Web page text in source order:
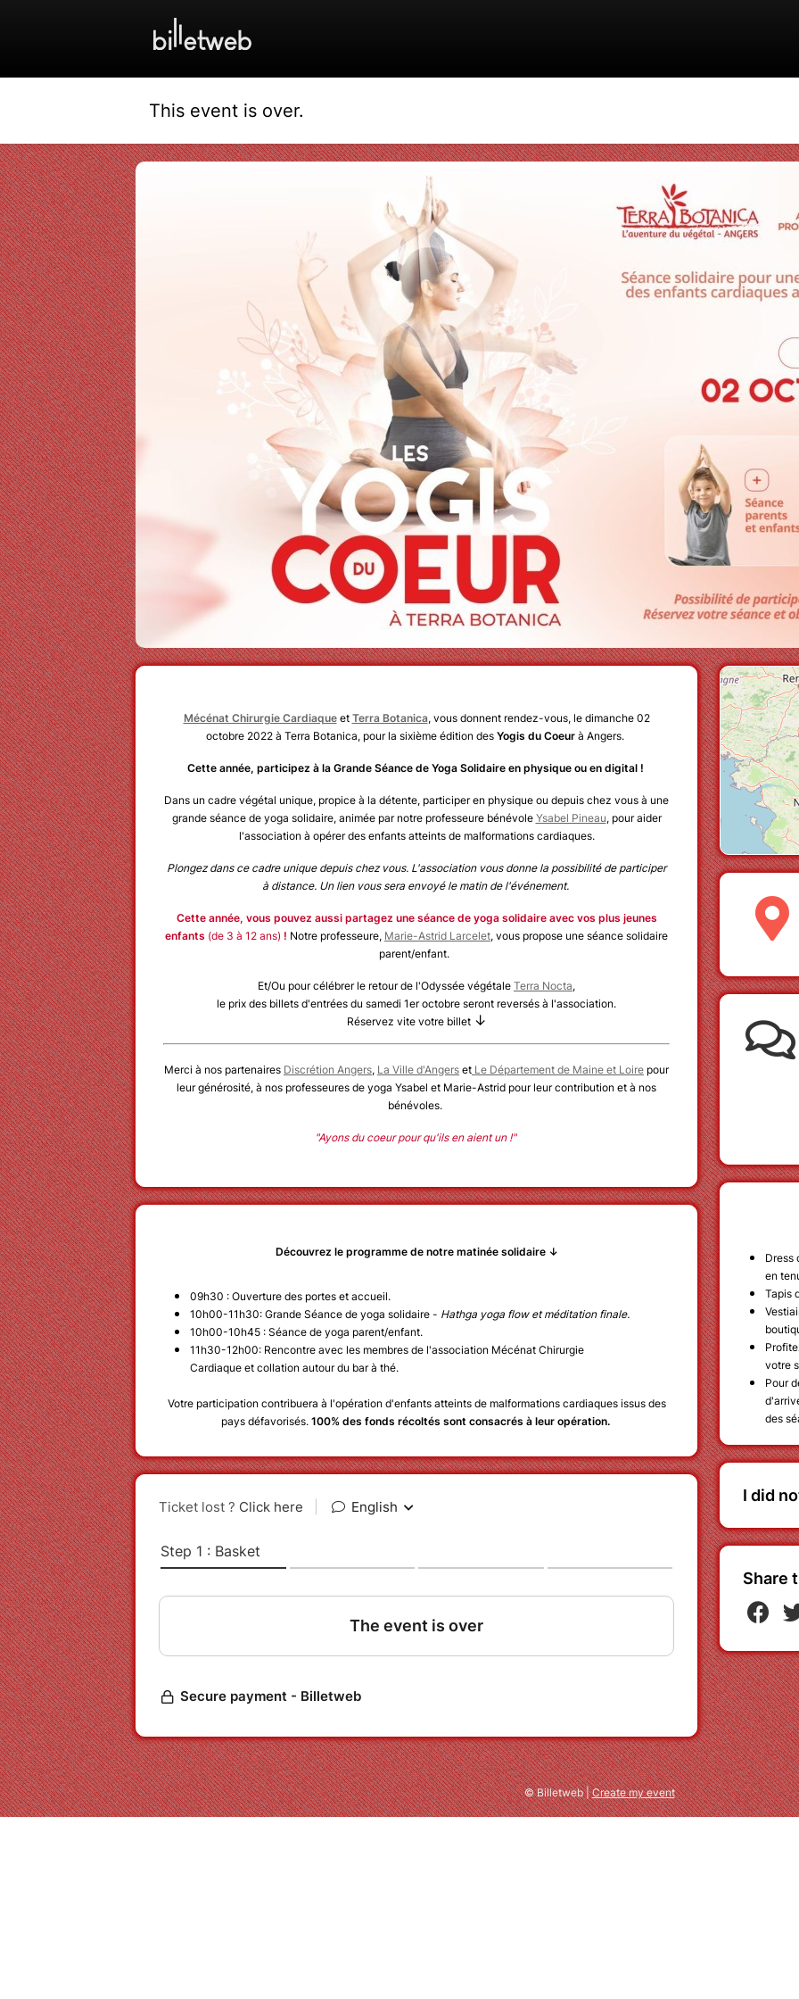
This event is over.
Mécénat Chirurgie Cardiaque et Terra Botanica, vous donnent rendez-vous, le dimanche 02
octobre 2022 à Terra Botanica, pour la sixième édition des Yogis du Coeur à Angers.
Cette année, participez à la Grande Séance de Yoga Solidaire en physique ou en digital !
Dans un cadre végétal unique, propice à la détente, participer en physique ou depuis chez vous à une
grande séance de yoga solidaire, animée par notre professeure bénévole Ysabel Pineau, pour aider
l'association à opérer des enfants atteints de malformations cardiaques.
Plongez dans ce cadre unique depuis chez vous. L'association vous donne la possibilité de participer
à distance. Un lien vous sera envoyé le matin de l'événement.
Cette année, vous pouvez aussi partagez une séance de yoga solidaire avec vos plus jeunes
enfants (de 3 à 12 ans) ! Notre professeure, Marie-Astrid Larcelet, vous propose une séance solidaire
parent/enfant.
Et/Ou pour célébrer le retour de l'Odyssée végétale Terra Nocta,
le prix des billets d'entrées du samedi 1er octobre seront reversés à l'association.
Réservez vite votre billet ↓
Merci à nos partenaires Discrétion Angers, La Ville d'Angers et Le Département de Maine et Loire pour
leur générosité, à nos professeures de yoga Ysabel et Marie-Astrid pour leur contribution​​ et à nos
bénévoles.
"Ayons du coeur pour qu'ils en aient un !"
Découvrez le programme de notre matinée solidaire ↓
09h30 : Ouverture des portes et accueil.
10h00-11h30: Grande Séance de yoga solidaire - Hathga yoga flow et méditation finale.
10h00-10h45 : Séance de yoga parent/enfant.
11h30-12h00: Rencontre avec les membres de l'association Mécénat Chirurgie
Cardiaque et collation autour du bar à thé.
Votre participation contribuera à l'opération d'enfants atteints de malformations cardiaques issus des
pays défavorisés. 100% des fonds récoltés sont consacrés à leur opération.
Dress
en
Tapis
votre
Pour
des
I did
Share
© Billetweb |Create my event